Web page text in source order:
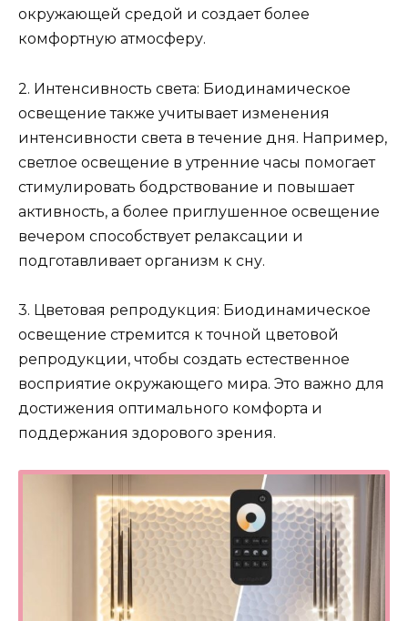
окружающей средой и создает более
комфортную атмосферу.
2. Интенсивность света: Биодинамическое
освещение также учитывает изменения
интенсивности света в течение дня. Например,
светлое освещение в утренние часы помогает
стимулировать бодрствование и повышает
активность, а более приглушенное освещение
вечером способствует релаксации и
подготавливает организм к сну.
3. Цветовая репродукция: Биодинамическое
освещение стремится к точной цветовой
репродукции, чтобы создать естественное
восприятие окружающего мира. Это важно для
достижения оптимального комфорта и
поддержания здорового зрения.